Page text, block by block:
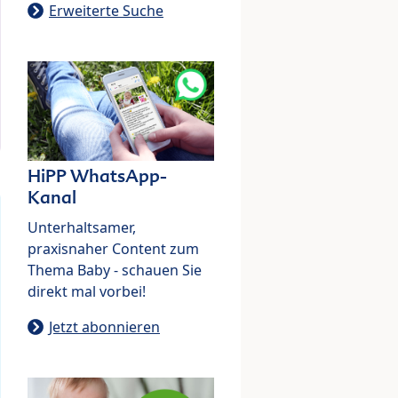
Erweiterte Suche
HiPP WhatsApp-
Kanal
Unterhaltsamer,
praxisnaher Content zum
Thema Baby - schauen Sie
direkt mal vorbei!
Jetzt abonnieren